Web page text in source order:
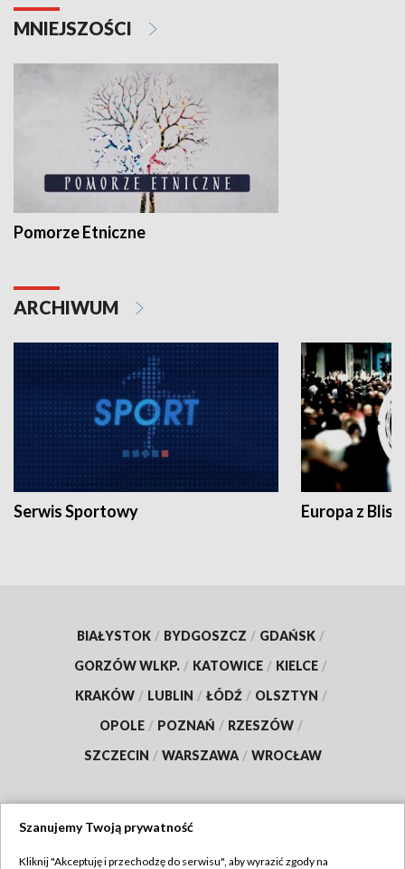
MNIEJSZOŚCI
Pomorze Etniczne
ARCHIWUM
Serwis Sportowy Europa z
BIAŁYSTOK / BYDGOSZCZ / GDAŃSK /
GORZÓW WLKP. / KATOWICE / KIELCE /
KRAKÓW / LUBLIN / ŁÓDŹ / OLSZTYN /
OPOLE / POZNAŃ / RZESZÓW /
SZCZECIN / WARSZAWA / WROCŁAW
Szanujemy Twoją prywatność
Kliknij "Akceptuję i przechodzę do serwisu", aby wyrazić zgody na